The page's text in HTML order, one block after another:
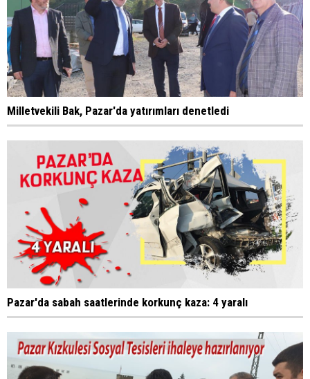
Milletvekili Bak, Pazar'da yatırımları denetledi
Pazar'da sabah saatlerinde korkunç kaza: 4 yaralı